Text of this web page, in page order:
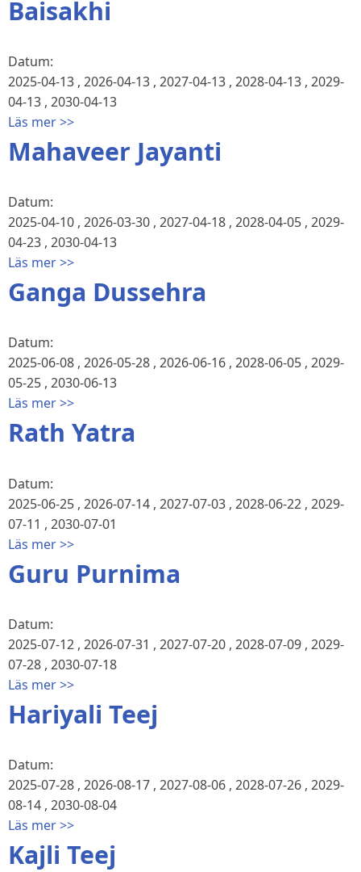
Baisakhi
Datum:
2025-04-13 , 2026-04-13 , 2027-04-13 , 2028-04-13 , 2029-
04-13 , 2030-04-13
Läs mer >>
Mahaveer Jayanti
Datum:
2025-04-10 , 2026-03-30 , 2027-04-18 , 2028-04-05 , 2029-
04-23 , 2030-04-13
Läs mer >>
Ganga Dussehra
Datum:
2025-06-08 , 2026-05-28 , 2026-06-16 , 2028-06-05 , 2029-
05-25 , 2030-06-13
Läs mer >>
Rath Yatra
Datum:
2025-06-25 , 2026-07-14 , 2027-07-03 , 2028-06-22 , 2029-
07-11 , 2030-07-01
Läs mer >>
Guru Purnima
Datum:
2025-07-12 , 2026-07-31 , 2027-07-20 , 2028-07-09 , 2029-
07-28 , 2030-07-18
Läs mer >>
Hariyali Teej
Datum:
2025-07-28 , 2026-08-17 , 2027-08-06 , 2028-07-26 , 2029-
08-14 , 2030-08-04
Läs mer >>
Kajli Teej